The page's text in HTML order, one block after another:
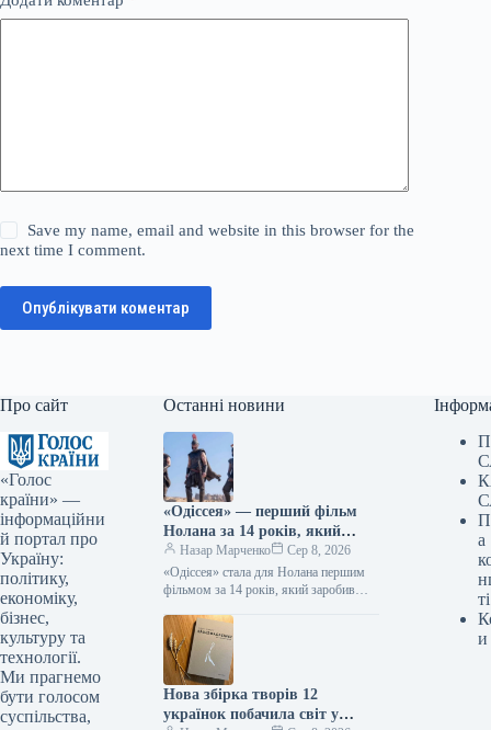
Save my name, email and website in this browser for the
next time I comment.
Опублікувати коментар
Про сайт
«Голос
країни» —
інформаційни
й портал про
Україну:
політику,
економіку,
бізнес,
культуру та
технології.
Ми прагнемо
бути голосом
суспільства,
Останні новини
«Одіссея» — перший фільм
Нолана за 14 років, який
перетнув позначку в 1
мільярд доларів.
Назар Марченко
Сер 8, 2026
«Одіссея» стала для Нолана першим
фільмом за 14 років, який заробив
Укрінформ Стрічка Крістофера
Нолана…
Нова збірка творів 12
українок побачила світ у
а
ті
и